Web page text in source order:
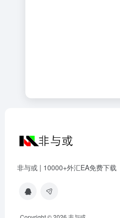
非与或 | 10000+外汇EA免费下载